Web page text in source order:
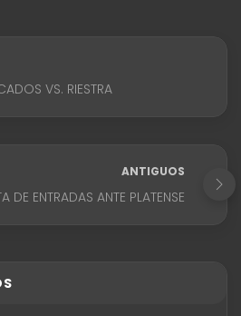
VS. RIESTRA
ANTIGUOS
DE ENTRADAS ANTE PLATENSE